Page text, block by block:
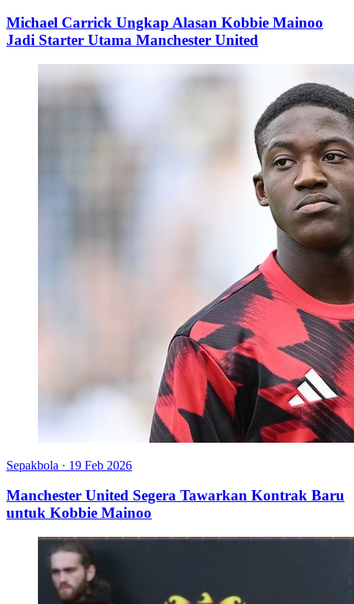
Michael Carrick Ungkap Alasan Kobbie Mainoo
Jadi Starter Utama Manchester United
Sepakbola · 19 Feb 2026
Manchester United Segera Tawarkan Kontrak Baru
untuk Kobbie Mainoo